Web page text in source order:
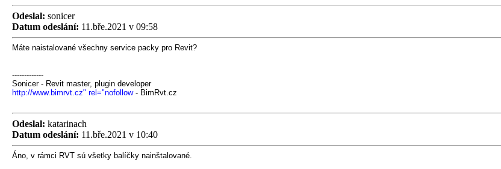
Odeslal: sonicer
Datum odeslání: 11.bře.2021 v 09:58
Máte naistalované všechny service packy pro Revit?
-------------
Sonicer - Revit master, plugin developer
http://www.bimrvt.cz" rel="nofollow- BimRvt.cz
Odeslal: katarinach
Datum odeslání: 11.bře.2021 v 10:40
Áno, v rámci RVT sú všetky balíčky nainštalované.